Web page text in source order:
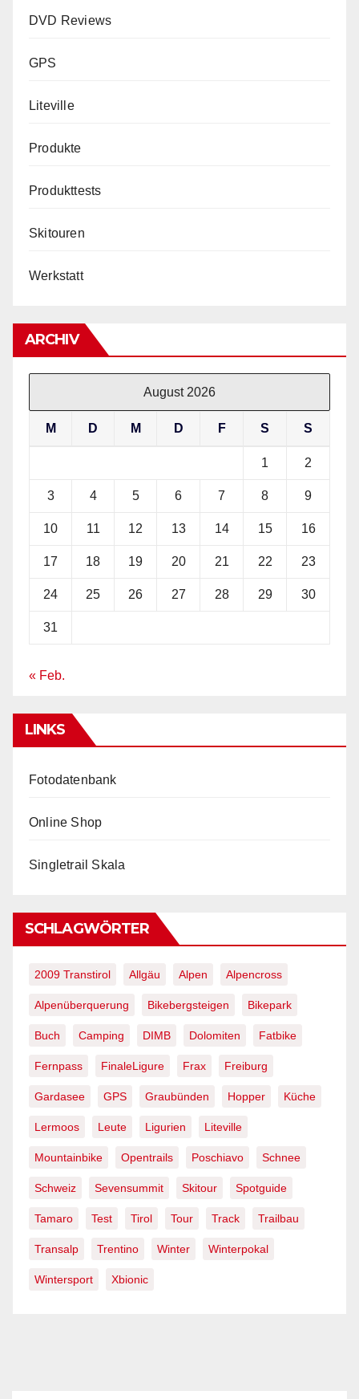
DVD Reviews
GPS
Liteville
Produkte
Produkttests
Skitouren
Werkstatt
ARCHIV
August 2026
M D M D F S S
1 2
3 4 5 6 7 8 9
10 11 12 13 14 15 16
17 18 19 20 21 22 23
24 25 26 27 28 29 30
31
« Feb.
LINKS
Fotodatenbank
Online Shop
Singletrail Skala
SCHLAGWÖRTER
2009 Transtirol Allgäu Alpen Alpencross
Alpenüberquerung Bikebergsteigen Bikepark
Buch Camping DIMB Dolomiten Fatbike
Fernpass FinaleLigure Frax Freiburg
Gardasee GPS Graubünden Hopper Küche
Lermoos Leute Ligurien Liteville
Mountainbike Opentrails Poschiavo Schnee
Schweiz Sevensummit Skitour Spotguide
Tamaro Test Tirol Tour Track Trailbau
Transalp Trentino Winter Winterpokal
Wintersport Xbionic